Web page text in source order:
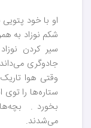
او با خود
شکم نوزاد به
سیر کردن
جادوگری
وقتی هوا
ستاره‌ها را
بخورد .
می‌شدند.